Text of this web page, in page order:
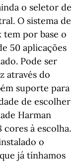
o seletor de
O sistema de
por base o
50 aplicações
Pode ser
através do
suporte para
de escolher
Harman
cores à escolha.
o
já tínhamos